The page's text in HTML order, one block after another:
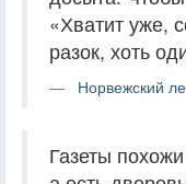
«Хватит уже,
разок, хоть
Норвежский
Газеты